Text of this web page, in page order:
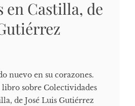
Castilla, de
nuevo en su corazones.
libro sobre Colectividades
de José Luis Gutiérrez